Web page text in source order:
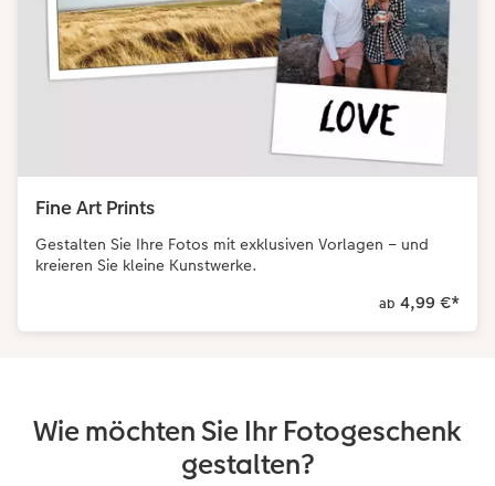
Fine Art Prints
Gestalten Sie Ihre Fotos mit exklusiven Vorlagen – und
kreieren Sie kleine Kunstwerke.
ab 4,99 €*
Wie möchten Sie Ihr Fotogeschenk
gestalten?